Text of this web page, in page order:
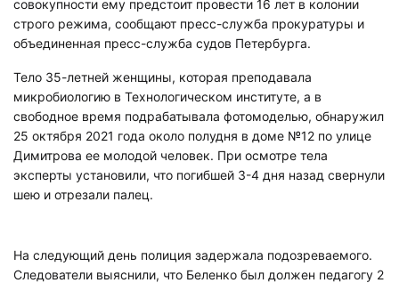
совокупности ему предстоит провести 16 лет в колонии
строго режима, сообщают пресс-служба прокуратуры и
объединенная пресс-служба судов Петербурга.
Тело 35-летней женщины, которая преподавала
микробиологию в Технологическом институте, а в
свободное время подрабатывала фотомоделью, обнаружил
25 октября 2021 года около полудня в доме №12 по улице
Димитрова ее молодой человек. При осмотре тела
эксперты установили, что погибшей 3-4 дня назад свернули
шею и отрезали палец.
На следующий день полиция задержала подозреваемого.
Следователи выяснили, что Беленко был должен педагогу 2